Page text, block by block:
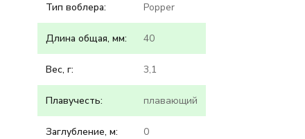
Тип воблера: Popper
Длина общая, мм: 40
Вес, г: 3,1
Плавучесть: плавающий
Заглубление, м: 0